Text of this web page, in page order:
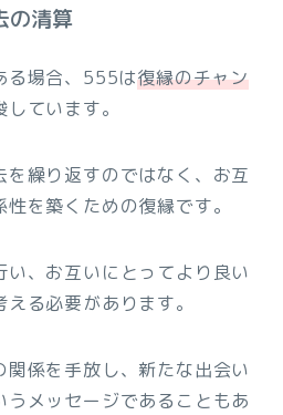
の清算
る場合、555は復縁のチャン
しています。
を繰り返すのではなく、お互
を築くための復縁です。
、お互いにとってより良い
る必要があります。
係を手放し、新たな出会い
メッセージであることもあ